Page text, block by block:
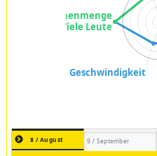
8 / August 9 / September